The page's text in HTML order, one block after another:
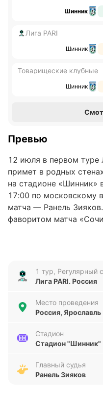
Шинник
Лига PARI
Шинник
Товарищеские клубные
Шинник
Превью
12 июля в первом туре
примет в родных
на стадионе «Шинник»
17:00 по московскому
матча — Ранель
фаворитом матча
таблице Лиги PARI, не
нулевого количества
Хабаровск» и ниже
матчах Лиги PARI
одержав одну победу
с «Челябинском» (2:2)
1 тур, Регулярный
Лига PARI. Россия
Место проведения
Россия, Ярославль
Стадион
Стадион "Шинник"
Главный судья
Ранель Зияков